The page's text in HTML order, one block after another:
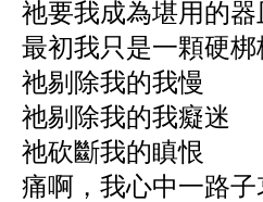
祂要我成為堪用的器
最初我只是一顆硬
祂剔除我的我慢
祂剔除我的我癡迷
祂砍斷我的瞋恨
痛啊，我心中一路子